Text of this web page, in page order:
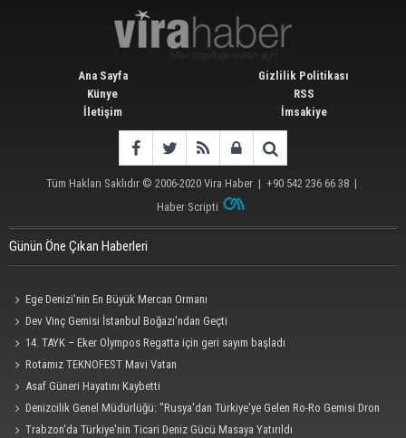
Ana Sayfa
Künye
İletişim
Gizlilik Politikası
RSS
İmsakiye
Tüm Hakları Saklıdır © 2006-2020 Vira Haber | +90 542 236 66 38 |
Haber Scripti
Günün Öne Çıkan Haberleri
Ege Denizi’nin En Büyük Mercan Ormanı
Dev Vinç Gemisi İstanbul Boğazı'ndan Geçti
14. TAYK – Eker Olympos Regatta için geri sayım başladı
Rotamız TEKNOFEST Mavi Vatan
Asaf Güneri Hayatını Kaybetti
Denizcilik Genel Müdürlüğü: "Rusya'dan Türkiye'ye Gelen Ro-Ro Gemisi Dron
Saldırısına Uğradı"
Trabzon'da Türkiye'nin Ticari Deniz Gücü Masaya Yatırıldı